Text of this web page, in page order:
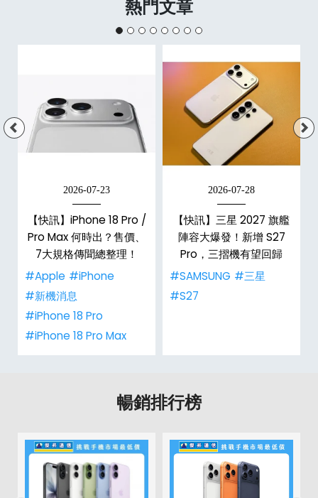
熱門文章
2026-07-23
【快訊】iPhone 18 Pro /
Pro Max 何時出？售價、
7大規格傳聞總整理！
#Apple #iPhone
#新機消息
#iPhone 18 Pro
#iPhone 18 Pro Max
2026-07-28
【快訊】三星 2027 旗艦
陣容大爆發！新增 S27
Pro，三摺機有望回歸
#SAMSUNG #三星
#S27
暢銷排行榜